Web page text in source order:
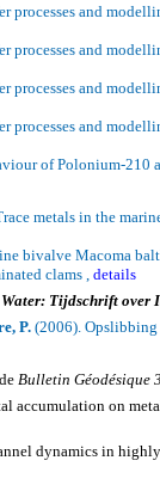
processes and
processes and
processes and
processes and
of Polonium-210
metals in the
bivalve Macoma
clams , details
Water: Tijdschrift over
P. (2006). Opslibbing
Bulletin Géodésique
accumulation on
dynamics in